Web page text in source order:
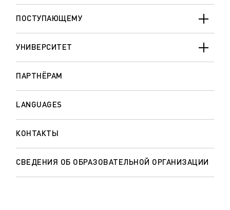
ПОСТУПАЮЩЕМУ
УНИВЕРСИТЕТ
ПАРТНЁРАМ
LANGUAGES
КОНТАКТЫ
СВЕДЕНИЯ ОБ ОБРАЗОВАТЕЛЬНОЙ ОРГАНИЗАЦИИ